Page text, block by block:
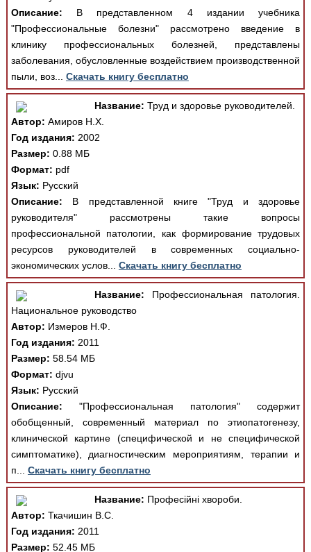
Описание: В представленном 4 издании учебника
"Профессиональные болезни" рассмотрено введение в
клинику профессиональных болезней, представлены
заболевания, обусловленные воздействием производственной
пыли, воз... Скачать книгу бесплатно
Название: Труд и здоровье руководителей.
Автор: Амиров Н.Х.
Год издания: 2002
Размер: 0.88 МБ
Формат: pdf
Язык: Русский
Описание: В представленной книге "Труд и здоровье
руководителя" рассмотрены такие вопросы
профессиональной патологии, как формирование трудовых
ресурсов руководителей в современных социально-
экономических услов... Скачать книгу бесплатно
Название: Профессиональная патология.
Национальное руководство
Автор: Измеров Н.Ф.
Год издания: 2011
Размер: 58.54 МБ
Формат: djvu
Язык: Русский
Описание: "Профессиональная патология" содержит
обобщенный, современный материал по этиопатогенезу,
клинической картине (специфической и не специфической
симптоматике), диагностическим мероприятиям, терапии и
п... Скачать книгу бесплатно
Название: Професійні хвороби.
Автор: Ткачишин В.С.
Год издания: 2011
Размер: 52.45 МБ